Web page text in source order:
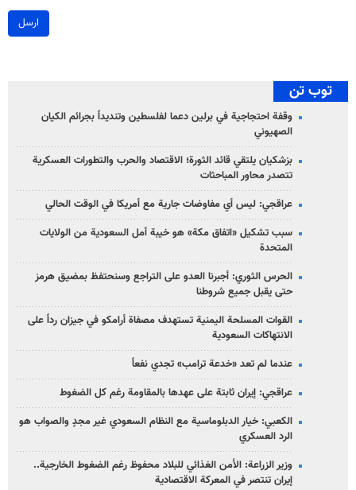
ارسل
توب تن
وقفة احتجاجية في برلين دعما لفلسطين وتنديداً بجرائم الكيان
الصهیوني
بزشكيان يلتقي قائد الثورة؛ الاقتصاد والحرب والتطورات العسكرية
تتصدر محاور المباحثات
عراقجي: ليس أي مفاوضات جارية مع أمريكا في الوقت الحالي
سبب تشكيل «اتفاق مكة» هو خيبة أمل السعودية من الولايات
المتحدة
الحرس الثوري: أجبرنا العدو على التراجع وسنحتفظ بمضيق هرمز
حتى يقبل جميع شروطنا
القوات المسلحة اليمنية تستهدف مصفاة أرامكو في جيزان رداً على
الانتهاكات السعودية
عندما لم تعد «خدعة ترامب» تجدي نفعاً
عراقجي: إيران ثابتة على عهدها بالمقاومة رغم كل الضغوط
الكعبي: خيار الدبلوماسية مع النظام السعودي غير مجدٍ والصواب هو
الرد العسكري
وزير الزراعة: الأمن الغذائي للبلاد محفوظ رغم الضغوط الخارجية..
إيران تنتصر في المعركة الاقتصادية